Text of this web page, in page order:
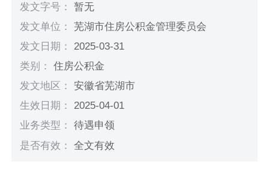
发文字号：暂无
发文单位：芜湖市住房公积金管理委员会
发文日期： 2025-03-31
类别：住房公积金
发文地区：安徽省芜湖市
生效日期： 2025-04-01
业务类型：待遇申领
是否有效：全文有效